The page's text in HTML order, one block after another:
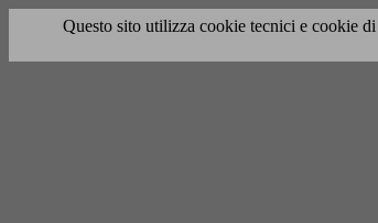
Questo sito utilizza cookie tecnici e cookie